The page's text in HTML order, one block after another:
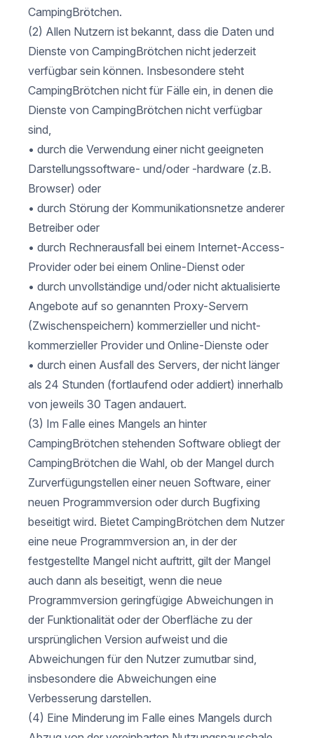
CampingBrötchen.
(2) Allen Nutzern ist bekannt, dass die Daten und
Dienste von CampingBrötchen nicht jederzeit
verfügbar sein können. Insbesondere steht
CampingBrötchen nicht für Fälle ein, in denen die
Dienste von CampingBrötchen nicht verfügbar
sind,
• durch die Verwendung einer nicht geeigneten
Darstellungssoftware- und/oder -hardware (z.B.
Browser) oder
• durch Störung der Kommunikationsnetze anderer
Betreiber oder
• durch Rechnerausfall bei einem Internet-Access-
Provider oder bei einem Online-Dienst oder
• durch unvollständige und/oder nicht aktualisierte
Angebote auf so genannten Proxy-Servern
(Zwischenspeichern) kommerzieller und nicht-
kommerzieller Provider und Online-Dienste oder
• durch einen Ausfall des Servers, der nicht länger
als 24 Stunden (fortlaufend oder addiert) innerhalb
von jeweils 30 Tagen andauert.
(3) Im Falle eines Mangels an hinter
CampingBrötchen stehenden Software obliegt der
CampingBrötchen die Wahl, ob der Mangel durch
Zurverfügungstellen einer neuen Software, einer
neuen Programmversion oder durch Bugfixing
beseitigt wird. Bietet CampingBrötchen dem Nutzer
eine neue Programmversion an, in der der
festgestellte Mangel nicht auftritt, gilt der Mangel
auch dann als beseitigt, wenn die neue
Programmversion geringfügige Abweichungen in
der Funktionalität oder der Oberfläche zu der
ursprünglichen Version aufweist und die
Abweichungen für den Nutzer zumutbar sind,
insbesondere die Abweichungen eine
Verbesserung darstellen.
(4) Eine Minderung im Falle eines Mangels durch